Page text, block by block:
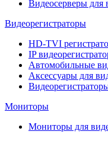
Видеосерверы для
Видеорегистраторы
HD-TVI
IP
Автомобильные
Аксессуары для
Мониторы
Мониторы для